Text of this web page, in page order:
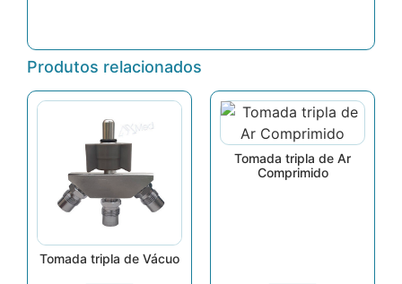
Produtos relacionados
Tomada tripla de Vácuo
Tomada tripla de Ar
Comprimido